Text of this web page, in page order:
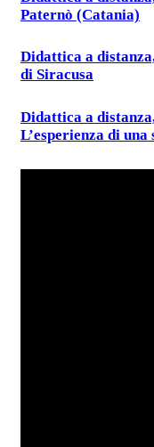
Paternò (Catania)
Didattica a
di Siracusa
Didattica a
L’esperienza di una